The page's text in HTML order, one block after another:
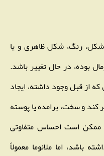
رنگ، شکل ظاهری و یا
بوده، در حال تغییر باشد.
از قبل وجود داشته، ایجاد
و سخت، برامده یا پوسته
است احساس متفاوتی
باشد، اما ملانوما معمولاً